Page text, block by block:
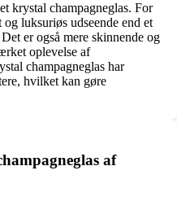
krystal champagneglas. For
luksuriøs udseende end et
er også mere skinnende og
oplevelse af
champagneglas har
hvilket kan gøre
af